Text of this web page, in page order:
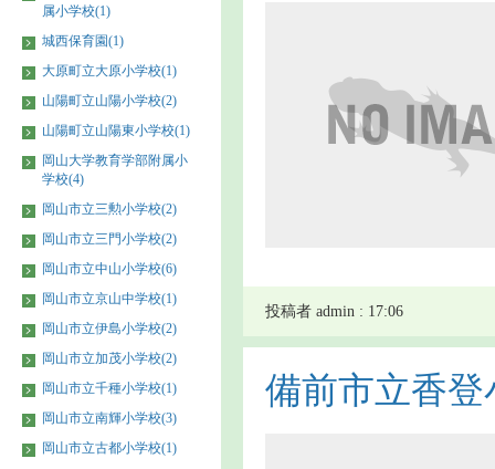
投稿者 admin : 17:06
備前市立香登
属小学校(1)
城西保育園(1)
大原町立大原小学校(1)
山陽町立山陽小学校(2)
山陽町立山陽東小学校(1)
岡山大学教育学部附属小
学校(4)
岡山市立三勲小学校(2)
岡山市立三門小学校(2)
岡山市立中山小学校(6)
岡山市立京山中学校(1)
岡山市立伊島小学校(2)
岡山市立加茂小学校(2)
岡山市立千種小学校(1)
岡山市立南輝小学校(3)
岡山市立古都小学校(1)